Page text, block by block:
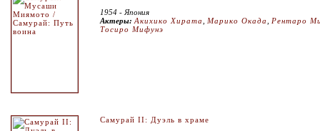
1954 - Япония
Актеры: Акихико Хирата Марико Окада
Рентаро
Тосиро Мифунэ
Самурай II: Дуэль в храме